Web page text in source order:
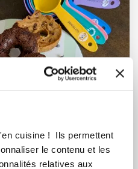
cuisine ! Ils permettent
le contenu et les
relatives aux